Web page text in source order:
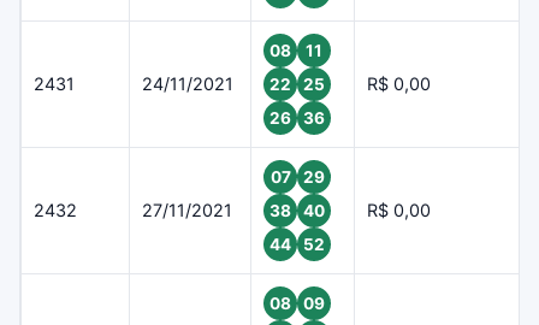
2431 24/11/2021
08
11
22
25
26
36
R$ 0,00
2432 27/11/2021
07
29
38
40
44
52
R$ 0,00
08
09